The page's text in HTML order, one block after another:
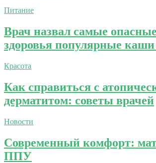
Питание
Врач назвал самые
здоровья популярные каши
Красота
Как справиться с
дерматитом: советы врачей
Новости
Современный комфорт:
ППУ